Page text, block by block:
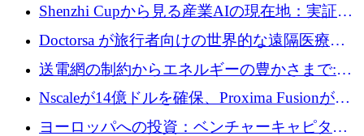
国の社長が語る
Shenzhi Cupから見る産業AIの現在地：実証と
産業実装への道筋
Doctorsa が旅行者向けの世界的な遠隔医療プ
ラットフォームを拡大するために 100 万ユー
ロを調達
送電網の制約からエネルギーの豊かさまで:
Envision の Gobi X がヨーロッパの AI の未来
にどのように貢献できるか
Nscaleが14億ドルを確保、Proxima Fusionが4
億1,100万ユーロを獲得、Invest EuropeはVCの
ヨーロッパへの投資：ベンチャーキャピタル